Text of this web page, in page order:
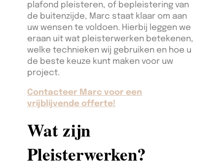
plafond pleisteren, of bepleistering van
de buitenzijde, Marc staat klaar om aan
uw wensen te voldoen. Hierbij leggen we
eraan uit wat pleisterwerken betekenen,
welke technieken wij gebruiken en hoe u
de beste keuze kunt maken voor uw
project.
Contacteer Marc voor een
vrijblijvende offerte!
Wat zijn
Pleisterwerken?